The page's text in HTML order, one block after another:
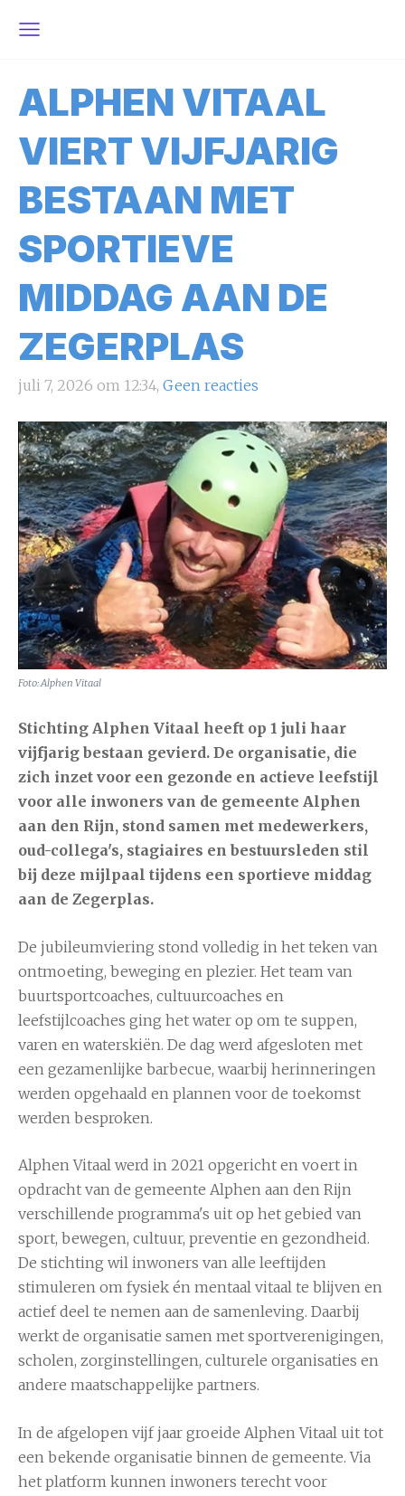
ALPHEN VITAAL
VIERT VIJFJARIG
BESTAAN MET
SPORTIEVE
MIDDAG AAN DE
ZEGERPLAS
juli 7, 2026 om 12:34, Geen reacties
Foto: Alphen Vitaal
Stichting Alphen Vitaal heeft op 1 juli haar
vijfjarig bestaan gevierd. De organisatie, die
zich inzet voor een gezonde en actieve leefstijl
voor alle inwoners van de gemeente Alphen
aan den Rijn, stond samen met medewerkers,
oud-collega's, stagiaires en bestuursleden stil
bij deze mijlpaal tijdens een sportieve middag
aan de Zegerplas.
De jubileumviering stond volledig in het teken van
ontmoeting, beweging en plezier. Het team van
buurtsportcoaches, cultuurcoaches en
leefstijlcoaches ging het water op om te suppen,
varen en waterskiën. De dag werd afgesloten met
een gezamenlijke barbecue, waarbij herinneringen
werden opgehaald en plannen voor de toekomst
werden besproken.
Alphen Vitaal werd in 2021 opgericht en voert in
opdracht van de gemeente Alphen aan den Rijn
verschillende programma's uit op het gebied van
sport, bewegen, cultuur, preventie en gezondheid.
De stichting wil inwoners van alle leeftijden
stimuleren om fysiek én mentaal vitaal te blijven en
actief deel te nemen aan de samenleving. Daarbij
werkt de organisatie samen met sportverenigingen,
scholen, zorginstellingen, culturele organisaties en
andere maatschappelijke partners.
In de afgelopen vijf jaar groeide Alphen Vitaal uit tot
een bekende organisatie binnen de gemeente. Via
het platform kunnen inwoners terecht voor